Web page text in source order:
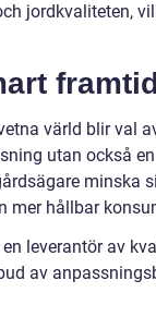
jordkvaliteten,
värld blir val
utan också
minska
mer hållbar
leverantör av
av